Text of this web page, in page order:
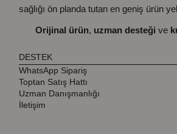
sağlığı ön planda tutan en geniş ürün
Orijinal ürün, uzman desteği ve
DESTEK
WhatsApp Sipariş
Toptan Satış Hattı
Uzman Danışmanlığı
İletişim